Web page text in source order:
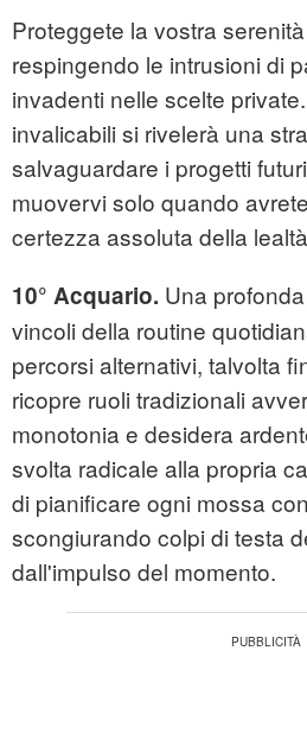
Proteggete la vostra
respingendo le intrusioni di
invadenti nelle scelte
invalicabili si rivelerà una
salvaguardare i progetti
muovervi solo quando
certezza assoluta della
10° Acquario. Una
vincoli della routine
percorsi alternativi, talvolta
ricopre ruoli tradizionali
monotonia e desidera
svolta radicale alla propria
di pianificare ogni mossa
scongiurando colpi di testa
dall'impulso del momento.